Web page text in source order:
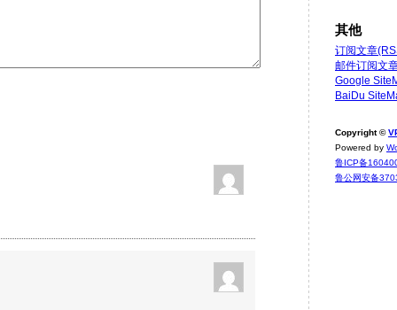
其他
订阅文章
邮件订阅文
Google
BaiDu
Copyright ©
Powered by
鲁ICP备
鲁公网安备